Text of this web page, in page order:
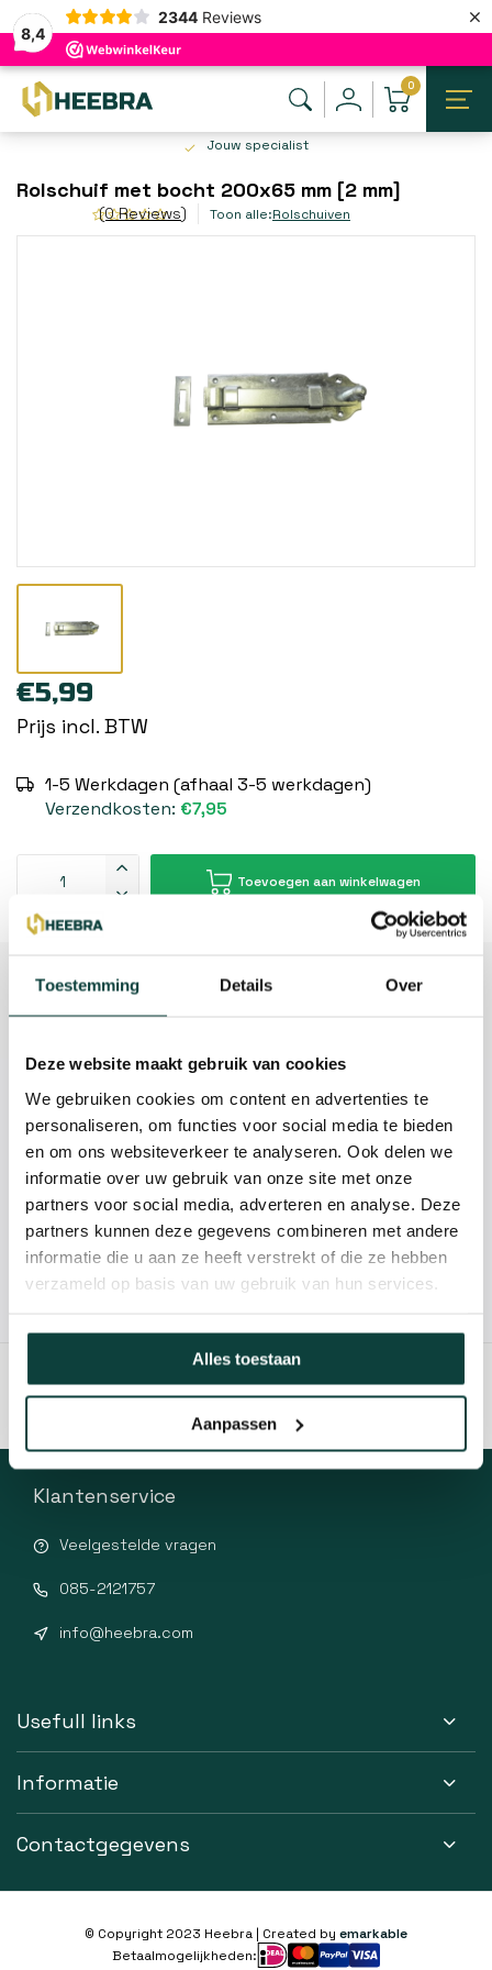
Toestemming Details Over
Deze website maakt gebruik van cookies
We gebruiken cookies om content en advertenties te
personaliseren, om functies voor social media te bieden
en om ons websiteverkeer te analyseren. Ook delen we
informatie over uw gebruik van onze site met onze
partners voor social media, adverteren en analyse. Deze
partners kunnen deze gegevens combineren met andere
informatie die u aan ze heeft verstrekt of die ze hebben
verzameld op basis van uw gebruik van hun services.
Alles toestaan
Aanpassen
8,4
2344 Reviews ×
0
Jouw specialist
Rolschuif met bocht 200x65 mm [2 mm]
(0 Reviews) Toon alle:Rolschuiven
€5,99
Prijs incl. BTW
1-5 Werkdagen (afhaal 3-5 werkdagen)
Verzendkosten: €7,95
Toevoegen aan winkelwagen
Kunnen we je helpen?
085-2121757
info@heebra.com
Hovenier of klusbedrijf? Neem contact met ons op voor
Klantenservice
Veelgestelde vragen
085-2121757
info@heebra.com
Usefull links
Informatie
Contactgegevens
© Copyright 2023 Heebra | Created by emarkable
Betaalmogelijkheden: